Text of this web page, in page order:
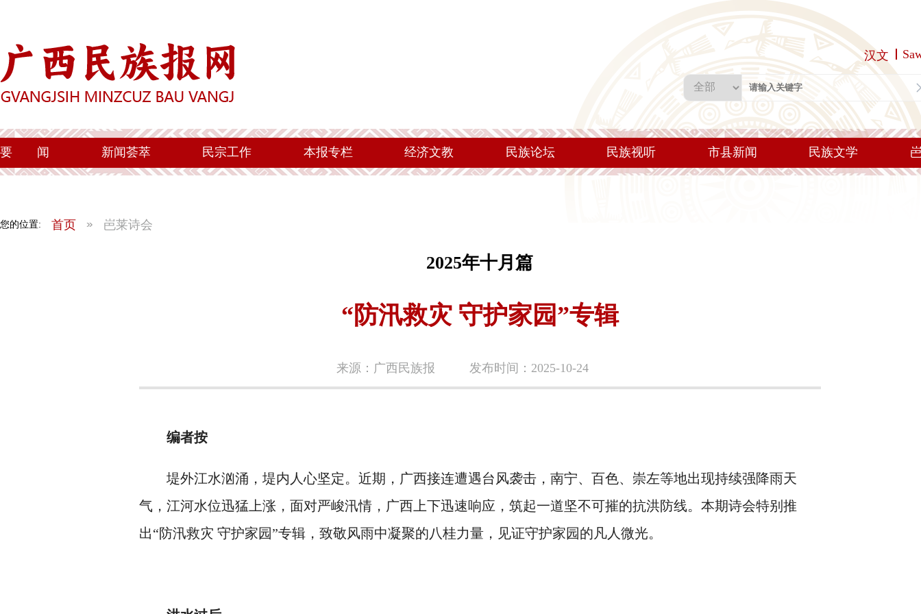
汉文
要 闻 新闻荟萃 民宗工作 本报专栏 经济文教 民族论坛 民族视听 市县新闻 民族文学
您的位置: 首页 岜莱诗会
2025年十月篇
“防汛救灾 守护家园”专辑
来源：广西民族报 发布时间：2025-10-24
编者按
堤外江水汹涌，堤内人心坚定。近期，广西接连遭遇台风袭击，南宁、百色、崇左等地出现持续强降雨天
气，江河水位迅猛上涨，面对严峻汛情，广西上下迅速响应，筑起一道坚不可摧的抗洪防线。本期诗会特别推
出“防汛救灾 守护家园”专辑，致敬风雨中凝聚的八桂力量，见证守护家园的凡人微光。